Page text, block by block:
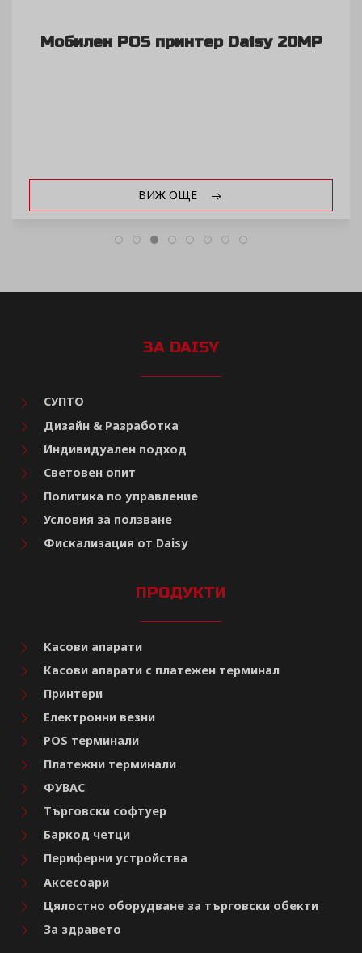
Електронна везна DSB6
ВИЖ ОЩЕ
ЗА DAISY
СУПТО
Дизайн & Разработка
Индивидуален подход
Световен опит
Политика по управление
Условия за ползване
Фискализация от Daisy
ПРОДУКТИ
Касови апарати
Касови апарати с платежен терминал
Принтери
Електронни везни
POS терминали
Платежни терминали
ФУВАС
Търговски софтуер
Баркод четци
Периферни устройства
Аксесоари
Цялостно оборудване за търговски обекти
За здравето